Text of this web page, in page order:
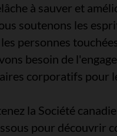
à sauver et
soutenons les
personnes
besoin de
corporatifs pour
la Société
pour découvrir